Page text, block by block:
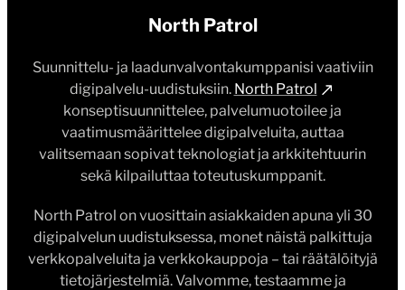
North Patrol
Suunnittelu- ja laadunvalvontakumppanisi vaativiin
digipalvelu-uudistuksiin. North Patrol
konseptisuunnittelee, palvelumuotoilee ja
vaatimusmäärittelee digipalveluita, auttaa
valitsemaan sopivat teknologiat ja arkkitehtuurin
sekä kilpailuttaa toteutuskumppanit.
North Patrol on vuosittain asiakkaiden apuna yli 30
digipalvelun uudistuksessa, monet näistä palkittuja
verkkopalveluita ja verkkokauppoja – tai räätälöityjä
tietojärjestelmiä. Valvomme, testaamme ja